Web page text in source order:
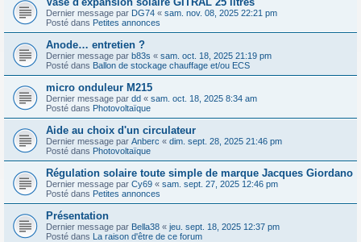
Dernier message par DG74 « sam. nov. 08, 2025 22:21 pm
Posté dans Petites annonces
Anode… entretien ?
Dernier message par b83s « sam. oct. 18, 2025 21:19 pm
Posté dans Ballon de stockage chauffage et/ou ECS
micro onduleur M215
Dernier message par dd « sam. oct. 18, 2025 8:34 am
Posté dans Photovoltaïque
Aide au choix d'un circulateur
Dernier message par Anberc « dim. sept. 28, 2025 21:46 pm
Posté dans Photovoltaïque
Régulation solaire toute simple de marque Jacques Giordano
Dernier message par Cy69 « sam. sept. 27, 2025 12:46 pm
Posté dans Petites annonces
Présentation
Dernier message par Bella38 « jeu. sept. 18, 2025 12:37 pm
Posté dans La raison d'être de ce forum